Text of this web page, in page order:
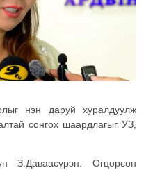
нэн даруй хуралдуулж
сонгох шаардлагыг УЗ,
Огцорсон